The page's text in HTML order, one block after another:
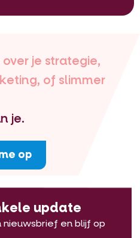
je strategie,
of slimmer
je.
op
update
nieuwsbrief en blijf op